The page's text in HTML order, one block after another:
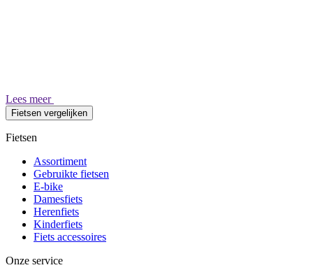
Lees meer
Fietsen vergelijken
Fietsen
Assortiment
Gebruikte fietsen
E-bike
Damesfiets
Herenfiets
Kinderfiets
Fiets accessoires
Onze service